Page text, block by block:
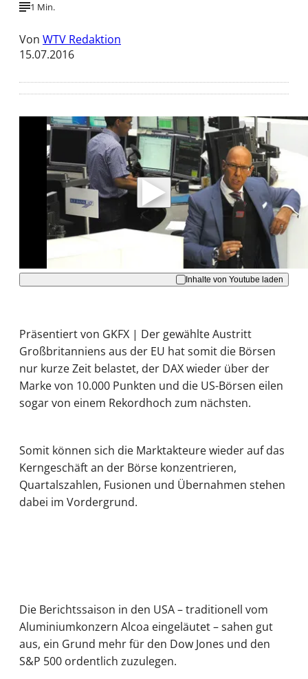
1 Min.
Von WTV Redaktion
15.07.2016
Mit der Wiedergabe dieses Videos werden
Daten an Youtube übertragen.
Hinweise dazu erhalten Sie in derDatenschutzerklärung.
Akzeptieren
Inhalte von Youtube laden
Präsentiert von GKFX | Der gewählte Austritt
Großbritanniens aus der EU hat somit die Börsen
nur kurze Zeit belastet, der DAX wieder über der
Marke von 10.000 Punkten und die US-Börsen eilen
sogar von einem Rekordhoch zum nächsten.
Somit können sich die Marktakteure wieder auf das
Kerngeschäft an der Börse konzentrieren,
Quartalszahlen, Fusionen und Übernahmen stehen
dabei im Vordergrund.
Die Berichtssaison in den USA – traditionell vom
Aluminiumkonzern Alcoa eingeläutet – sahen gut
aus, ein Grund mehr für den Dow Jones und den
S&P 500 ordentlich zuzulegen.